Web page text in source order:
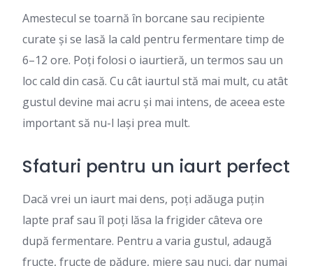
Amestecul se toarnă în borcane sau recipiente
curate și se lasă la cald pentru fermentare timp de
6–12 ore. Poți folosi o iaurtieră, un termos sau un
loc cald din casă. Cu cât iaurtul stă mai mult, cu atât
gustul devine mai acru și mai intens, de aceea este
important să nu-l lași prea mult.
Sfaturi pentru un iaurt perfect
Dacă vrei un iaurt mai dens, poți adăuga puțin
lapte praf sau îl poți lăsa la frigider câteva ore
după fermentare. Pentru a varia gustul, adaugă
fructe, fructe de pădure, miere sau nuci, dar numai